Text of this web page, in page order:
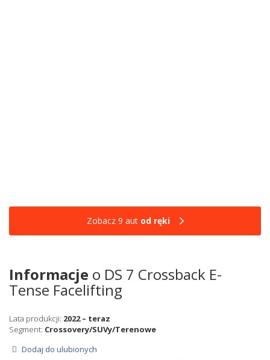
Zobacz 9 aut od ręki
Informacje o DS 7 Crossback E-
Tense Facelifting
Lata produkcji: 2022 – teraz
Segment: Crossovery/SUVy/Terenowe
Dodaj do ulubionych